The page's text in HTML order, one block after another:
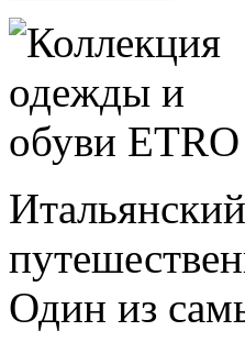
Один из